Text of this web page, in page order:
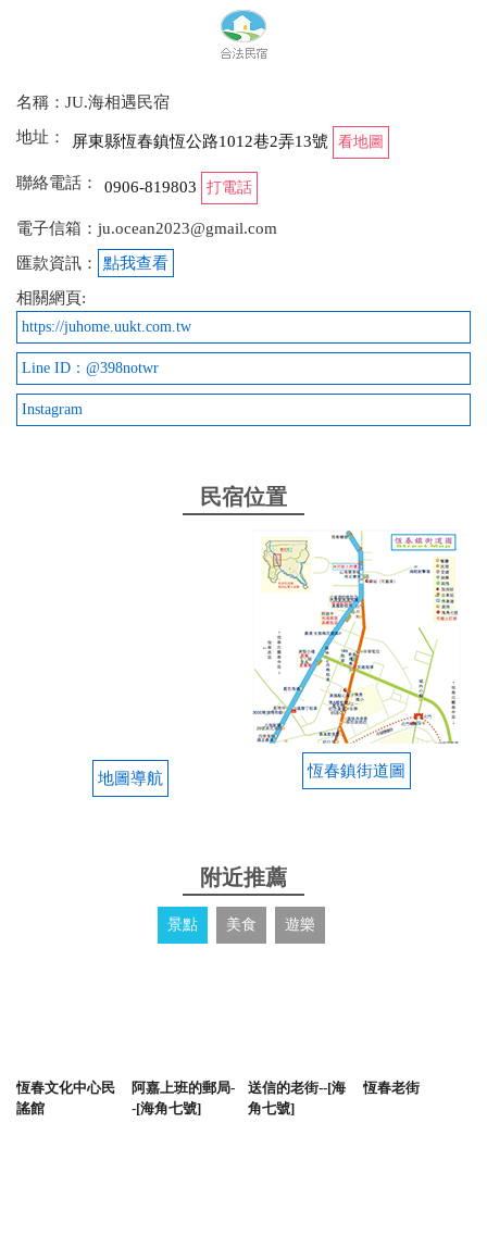
名稱：JU.海相遇民宿
地址：
屏東縣恆春鎮恆公路1012巷2弄13號 看地圖
聯絡電話： 0906-819803 打電話
電子信箱：ju.ocean2023@gmail.com
匯款資訊：
點我查看
相關網頁:
https://juhome.uukt.com.tw
Line ID：@398notwr
Instagram
民宿位置
地圖導航 恆春鎮街道圖
附近推薦
景點 美食 遊樂
恆春文化中心民
謠館
阿嘉上班的郵局-
-[海角七號]
送信的老街--[海
角七號]
恆春老街